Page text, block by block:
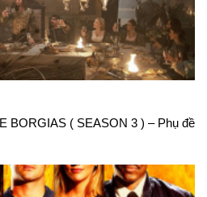
BORGIAS ( SEASON 3 ) – Phụ đề